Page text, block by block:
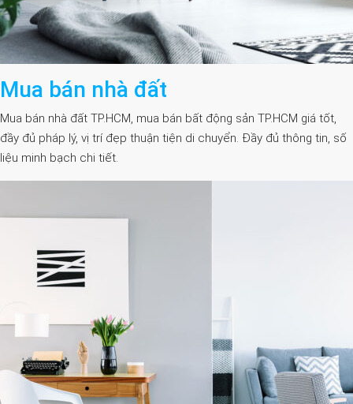
Mua bán nhà đất
Mua bán nhà đất TP.HCM, mua bán bất động sản TP.HCM giá tốt,
đầy đủ pháp lý, vị trí đẹp thuận tiện di chuyển. Đầy đủ thông tin, số
liệu minh bạch chi tiết.